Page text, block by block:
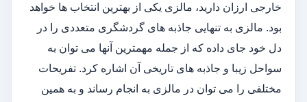
خارجی ارزان دارید، مالزی یکی از بهترین انتخاب ها خواهد
بود. مالزی به تنهایی جاذبه های گردشگری متعددی را در
دل خود جای داده که از جمله مهمترین آنها می توان به
سواحل زیبا و جاذبه های تاریخی آن اشاره کرد. تفریحات
مختلفی را می توان در مالزی به انجام رساند و به همین